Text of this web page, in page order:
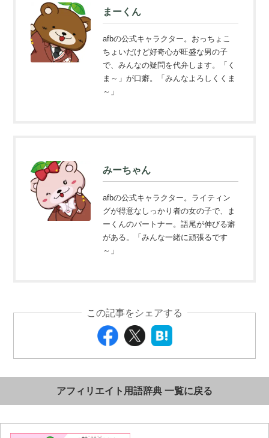
まーくん
afbの公式キャラクター。おっちょこ
ちょいだけど好奇心が旺盛な男の子
で、みんなの疑問を代弁します。「く
ま～」が口癖。「みんなよろしくくま
～」
みーちゃん
afbの公式キャラクター。ライティン
グが得意なしっかり者の女の子で、ま
ーくんのパートナー。語尾が伸びる癖
がある。「みんな一緒に頑張るです
～」
この記事をシェアする
アフィリエイト用語辞典 一覧に戻る